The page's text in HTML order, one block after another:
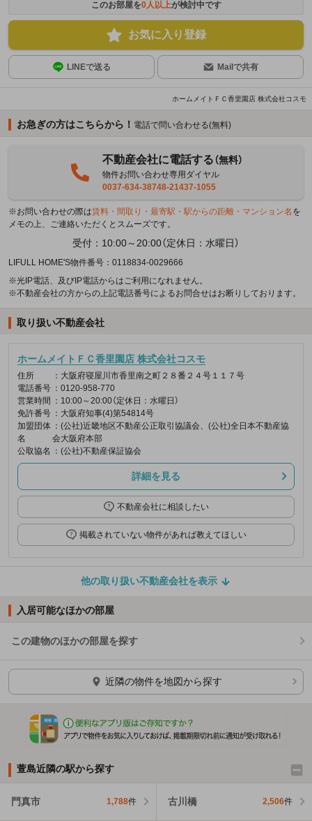
このお部屋を0人以上が検討中です
お気に入り登録
LINEで送る Mailで共有
ホームメイトＦＣ香里園店 株式会社コスモ
お急ぎの方はこちらから！ 電話で問い合わせる(無料)
不動産会社に電話する（無料）
物件お問い合わせ専用ダイヤル
0037-634-38748-21437-1055
※お問い合わせの際は賃料・間取り・最寄駅・駅からの距離・マンション名 を
メモの上、ご連絡いただくとスムーズです。
受付：10:00～20:00（定休日：水曜日）
LIFULL HOME'S物件番号：0118834-0029666
※光IP電話、及びIP電話からはご利用になれません。
※不動産会社の方からの上記電話番号によるお問合せはお断りしております。
取り扱い不動産会社
ホームメイトＦＣ香里園店 株式会社コスモ
住所
：大阪府寝屋川市香里南之町２８番２４号１１７号
電話番号 ：0120-958-770
営業時間 ：10:00～20:00（定休日：水曜日）
免許番号 ：大阪府知事(4)第54814号
加盟団体
名
：(公社)近畿地区不動産公正取引協議会、(公社)全日本不動産協
会大阪府本部
公取協名
：(公社)不動産保証協会
詳細を見る
不動産会社に相談したい
掲載されていない物件があれば教えてほしい
他の取り扱い不動産会社を表示
入居可能なほかの部屋
この建物のほかの部屋を探す
ほかの部屋を検索中…
近隣の物件を地図から探す
萱島近隣の駅から探す
門真市 1,788件 古川橋 2,506件